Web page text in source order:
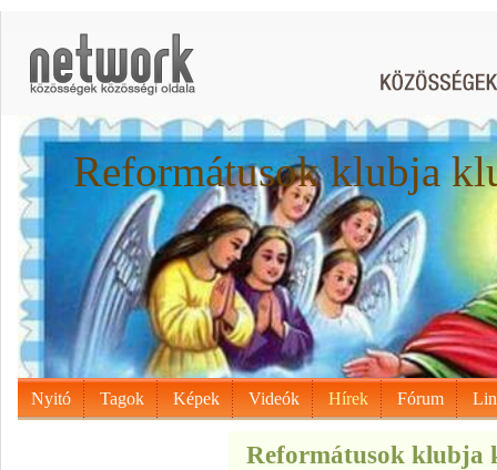
Reformátusok klubja
Nyitó Tagok Képek Videók Hírek Fórum
Reformátusok klubja